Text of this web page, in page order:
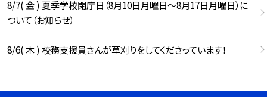
8/7( 金 ) 夏季学校閉庁日（8月10日月曜日～8月17日月曜日）に
ついて（お知らせ）
8/6( 木 ) 校務支援員さんが草刈りをしてくださっています！